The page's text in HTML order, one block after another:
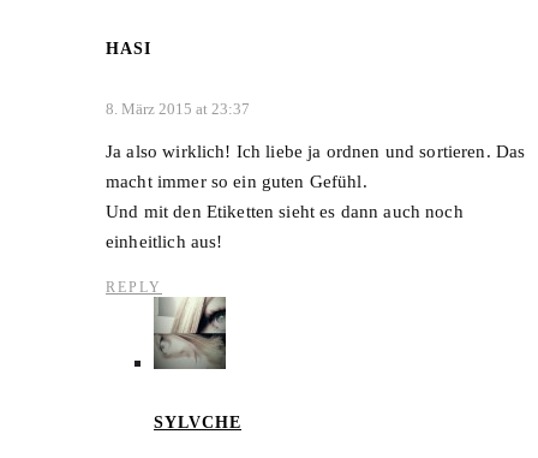
HASI
8. März 2015 at 23:37
Ja also wirklich! Ich liebe ja ordnen und sortieren. Das
macht immer so ein guten Gefühl.
Und mit den Etiketten sieht es dann auch noch
einheitlich aus!
REPLY
SYLVCHE